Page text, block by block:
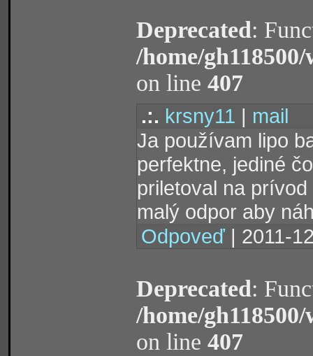
Deprecated:
/home/
on line 407
.:. krsny11 | mail
Ja používam lipo
perfektne, jediné
priletoval na
malý odpor aby
Odpoveď | 2011-
Deprecated:
/home/
on line 407